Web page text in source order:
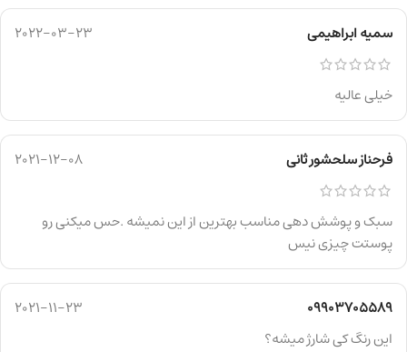
سمیه ابراهیمی 2022-03-23
خیلی عالیه
فرحناز سلحشور ثانی 2021-12-08
سبک و پوشش دهی مناسب بهترین از این نمیشه .حس میکنی رو
پوستت چیزی نیس
09903705589
2021-11-23
این رنگ کی شارژ میشه؟